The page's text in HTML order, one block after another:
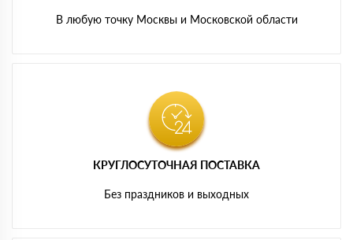
В любую точку Москвы и Московской области
КРУГЛОСУТОЧНАЯ ПОСТАВКА
Без праздников и выходных